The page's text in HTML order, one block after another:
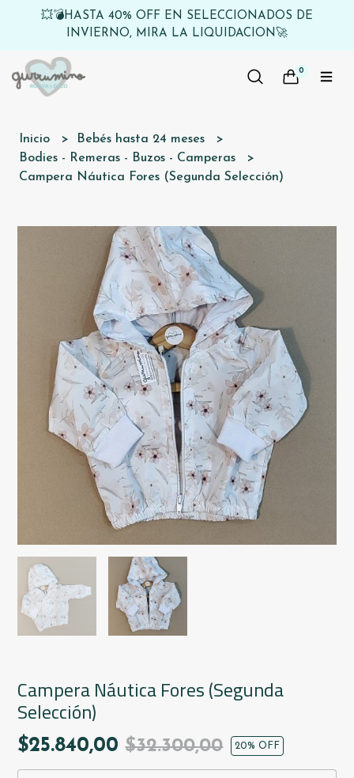
💥💣HASTA 40% OFF EN SELECCIONADOS DE
INVIERNO, MIRA LA LIQUIDACION🚀
0
Inicio
Bebés hasta 24 meses
Bodies - Remeras - Buzos - Camperas
Campera Náutica Fores (Segunda Selección)
Campera Náutica Fores (Segunda
Selección)
$25.840,00$32.300,00 20% OFF